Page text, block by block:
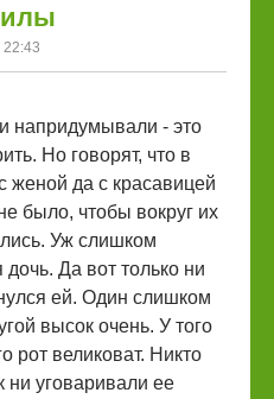
22:43
напридумывали - это
Но говорят, что в
женой да с красавицей
было, чтобы вокруг их
Уж слишком
Да вот только ни
ей. Один слишком
высок очень. У того
рот великоват. Никто
ни уговаривали ее